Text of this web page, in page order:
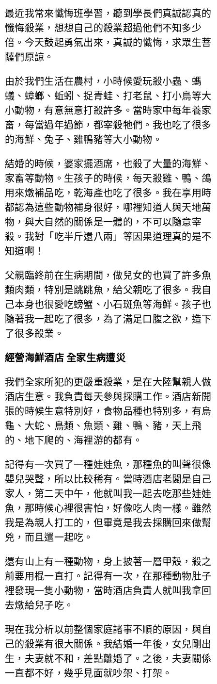
最近我常來懺悔班學習，聽到學長們真誠認真的
懺悔殺業，想想自己的殺業超過他們不知多少
倍。今天鼓起勇氣出來，真誠的懺悔，求眾生菩
薩們原諒。
由於我們生活在農村，小時候愛玩殺小蟲、螞
蟻、蟑螂、蚯蚓、捉青蛙、打老鼠、打小鳥等大
小動物，有意無意打殺許多。當時家中每年養家
畜，每當過年過節，都宰殺牠們。我也吃了很多
的海鮮、兔子、雞鴨豬等大小動物。
結婚的時候，婆家擺酒席，也殺了大量的海鮮、
家畜等動物。生孩子的時候，每天殺雞、鴨、鴿
用來燉補品吃，乾海產也吃了很多。我在享用時
都認為這些動物補身很好，哪裡知道人與天地萬
物，與大自然的關係是一體的，不可以隨意宰
殺。我對「吃半斤還八兩」等因果道理真的是不
知道啊！
父親臨終前在生病期間，做兒女的也買了許多魚
類肉類，特別是跳跳魚，給父親吃了很多。我自
己本身也很愛吃螃蟹、小石斑魚等海鮮。孩子也
隨著我一起吃了很多，為了滿足口腹之欲，造下
了很多殺業。
經營海鮮酒店 全家生病遭災
我們全家所犯的更嚴重殺業，是在大陸幫親人做
酒店生意。我負責每天參與採購工作。酒店新開
張的時候生意特別好，食物品種也特別多，有烏
龜、大蛇、鳥類、魚類、雞、鴨、豬，天上飛
的、地下爬的、海裡游的都有。
記得有一次買了一種娃娃魚，那種魚的叫聲很像
嬰兒哭聲，所以比較稀有。當時酒店老闆是自己
家人，第二天中午，他就叫我一起去吃那些娃娃
魚，那時候心裡很害怕，好像吃人肉一樣。雖然
我是為親人打工的，但畢竟是我去採購回來做幫
兇，而且還一起吃。
還有山上有一種動物，身上披著一層甲殼，殺之
前要用棍一直打。記得有一次，在那種動物肚子
裡發現一隻小動物，當時酒店負責人就叫我拿回
去燉給兒子吃。
現在我分析以前整個家庭諸事不順的原因，與自
己的殺業有很大關係。我結婚一年後，女兒剛出
生，夫妻就不和，差點離婚了。之後，夫妻關係
一直都不好，幾乎見面就吵架、打架。